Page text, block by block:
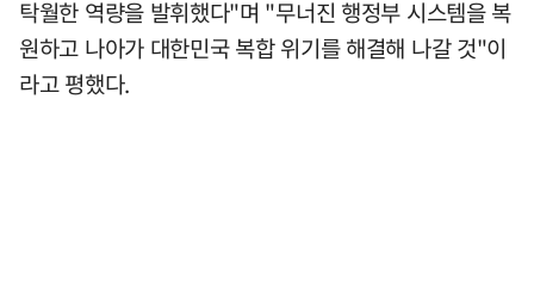
탁월한 역량을 발휘했다"며 "무너진 행정부 시스템을 복
원하고 나아가 대한민국 복합 위기를 해결해 나갈 것"이
라고 평했다.